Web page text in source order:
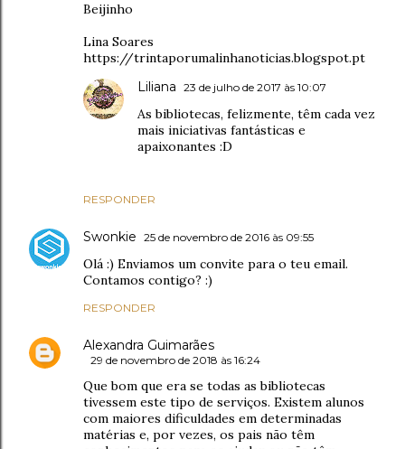
Beijinho
Lina Soares
https://trintaporumalinhanoticias.blogspot.pt
RESPONDER
Liliana 23 de julho de 2017 às 10:07
As bibliotecas, felizmente, têm cada vez
mais iniciativas fantásticas e
apaixonantes :D
Swonkie 25 de novembro de 2016 às 09:55
Olá :) Enviamos um convite para o teu email.
Contamos contigo? :)
RESPONDER
Alexandra Guimarães
29 de novembro de 2018 às 16:24
Que bom que era se todas as bibliotecas
tivessem este tipo de serviços. Existem alunos
com maiores dificuldades em determinadas
matérias e, por vezes, os pais não têm